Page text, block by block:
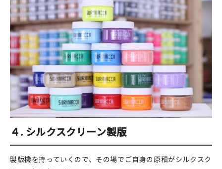
４. シルクスクリーン製版
製版機を持っていくので、その場でご自身の原稿がシルクスク